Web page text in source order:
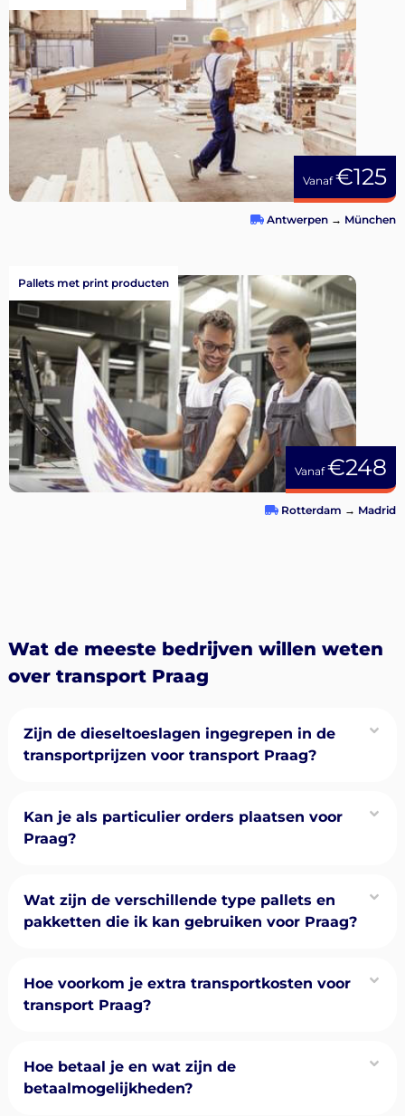
Vanaf€125
Antwerpen → München
Vanaf€248
Pallets met print producten
Rotterdam → Madrid
Wat de meeste bedrijven willen weten
over transport Praag
Zijn de dieseltoeslagen ingegrepen in de
transportprijzen voor transport Praag?
Kan je als particulier orders plaatsen voor
Praag?
Wat zijn de verschillende type pallets en
pakketten die ik kan gebruiken voor Praag?
Hoe voorkom je extra transportkosten voor
transport Praag?
Hoe betaal je en wat zijn de
betaalmogelijkheden?